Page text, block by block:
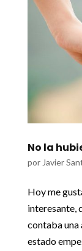
No la
por Javier
Hoy me
interesante,
contaba una
estado